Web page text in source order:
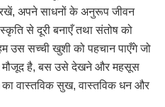
रखें, अपने साधनों के अनुरूप जीवन
से दूरी बनाएँ तथा संतोष को
उस सच्ची खुशी को पहचान पाएँगे जो
मौजूद है, बस उसे देखने और महसूस
वास्तविक सुख, वास्तविक धन और